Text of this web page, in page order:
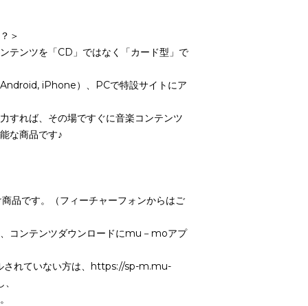
＞
テンツを「CD」ではなく「カード型」で
iPhone）、PCで特設サイトにア
すれば、その場ですぐに音楽コンテンツ
な商品です♪
品です。（フィーチャーフォンからはご
コンテンツダウンロードにmu－moアプ
されていない方は、https://sp-m.mu-